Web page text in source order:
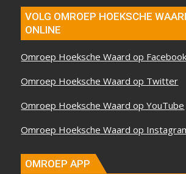
VOLG OMROEP HOEKSCHE
ONLINE
Omroep Hoeksche Waard op Facebook
Omroep Hoeksche Waard op Twitter
Omroep Hoeksche Waard op YouTube
Omroep Hoeksche Waard op
OMROEP APP